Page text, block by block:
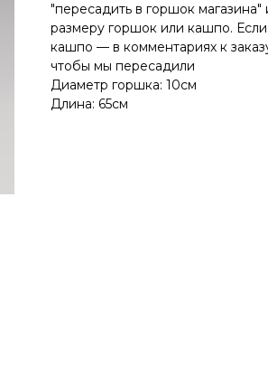
"пересадить в горшок
размеру горшок или кашпо.
кашпо — в комментариях к
чтобы мы пересадили
Диаметр горшка: 10см
Длина: 65см